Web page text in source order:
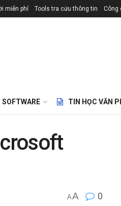
miễn phí Tools tra cứu thông tin Công
SOFTWARE TIN HỌC VĂN
AA 0